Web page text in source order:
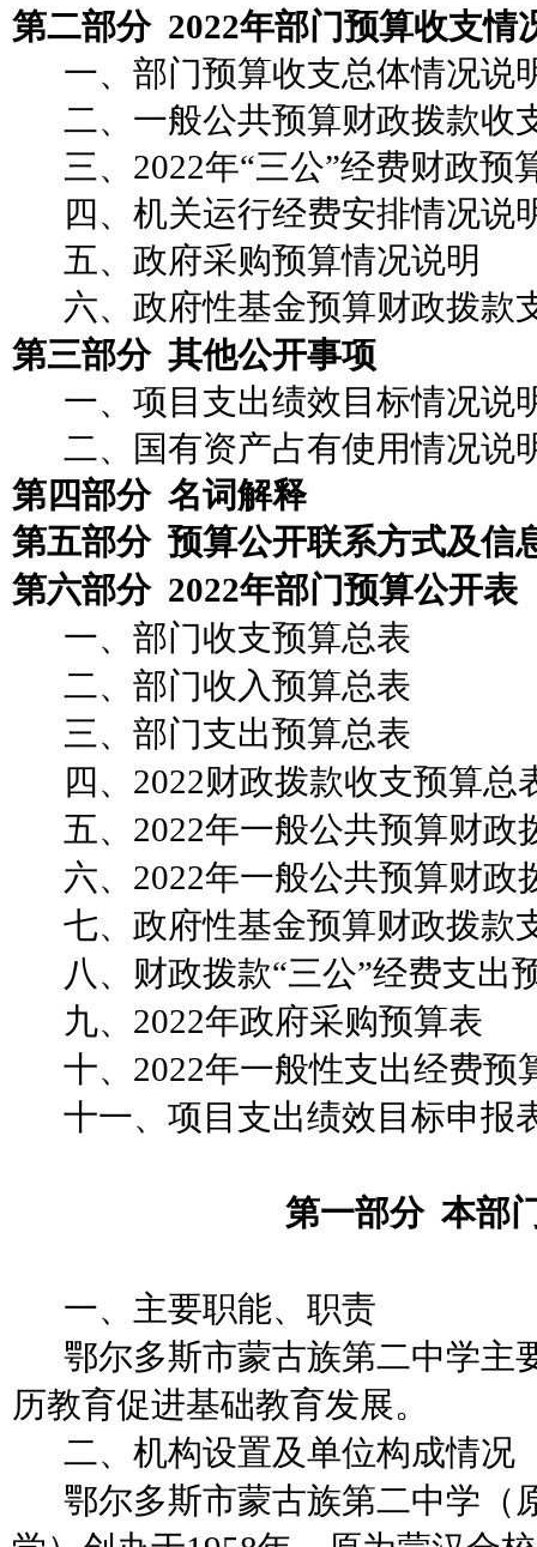
第二部分2022年部门预算收支情
一、部门预算收支总体情况说
二、 一般公共预算财政拨款收
三、 2022年“三公”经费财政预
四、机关运行经费安排情况说
五、政府采购预算情况说明
六、政府性基金预算财政拨款
第三部分其他公开事项
一、 项目支出绩效目标情况说
二、国有资产占有使用情况说
第四部分名词解释
第五部分预算公开联系方式及信
第六部分2022年部门预算公开表
一、部门收支预算总表
二、部门收入预算总表
三、部门支出预算总表
四、 2022财政拨款收支预算总
五、 2022年一般公共预算财政
六、 2022年一般公共预算财政
七、政府性基金预算财政拨款
八、财政拨款“三公”经费支出
九、 2022年政府采购预算表
十、 2022年一般性支出经费预
十一、项目支出绩效目标申报
第一部分本部
一、 主要职能、职责
鄂尔多斯市蒙古族第二中学主
历教育促进基础教育发展。
二、机构设置及单位构成情况
鄂尔多斯市蒙古族第二中学（